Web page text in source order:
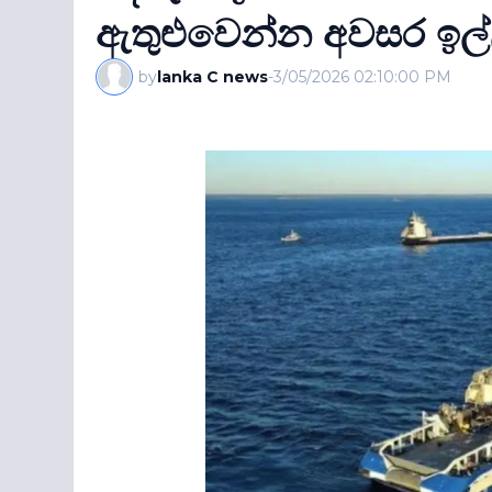
ඇතුළුවෙන්න අවසර
bylanka C news-3/05/2026 02:10:00 PM